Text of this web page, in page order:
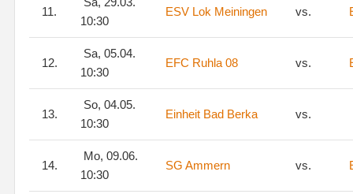
11.
10:30
ESV Lok Meiningen vs.
12.
Sa, 05.04.
10:30
EFC Ruhla 08 vs.
13.
So, 04.05.
10:30
Einheit Bad Berka vs.
14.
Mo, 09.06.
10:30
SG Ammern vs.